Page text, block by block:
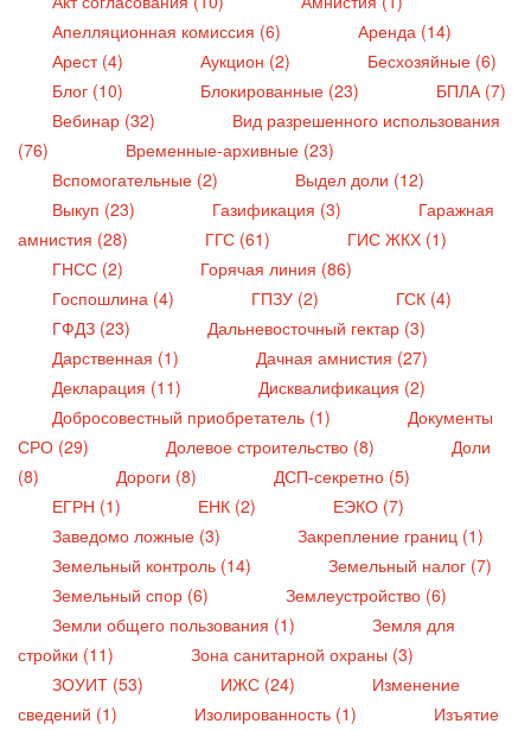
Апелляционная комиссия (6)
Аренда (14)
Арест (4)
Аукцион (2)
Бесхозяйные (6)
Блог (10)
Блокированные (23)
БПЛА (7)
Вебинар (32)
Вид разрешенного использования
(76)
Временные-архивные (23)
Вспомогательные (2)
Выдел доли (12)
Выкуп (23)
Газификация (3)
Гаражная
амнистия (28)
ГГС (61)
ГИС ЖКХ (1)
ГНСС (2)
Горячая линия (86)
Госпошлина (4)
ГПЗУ (2)
ГСК (4)
ГФДЗ (23)
Дальневосточный гектар (3)
Дарственная (1)
Дачная амнистия (27)
Декларация (11)
Дисквалификация (2)
Добросовестный приобретатель (1)
Документы
СРО (29)
Долевое строительство (8)
Доли
(8)
Дороги (8)
ДСП-секретно (5)
ЕГРН (1)
ЕНК (2)
ЕЭКО (7)
Заведомо ложные (3)
Закрепление границ (1)
Земельный контроль (14)
Земельный налог (7)
Земельный спор (6)
Землеустройство (6)
Земли общего пользования (1)
Земля для
стройки (11)
Зона санитарной охраны (3)
ЗОУИТ (53)
ИЖС (24)
Изменение
сведений (1)
Изолированность (1)
Изъятие